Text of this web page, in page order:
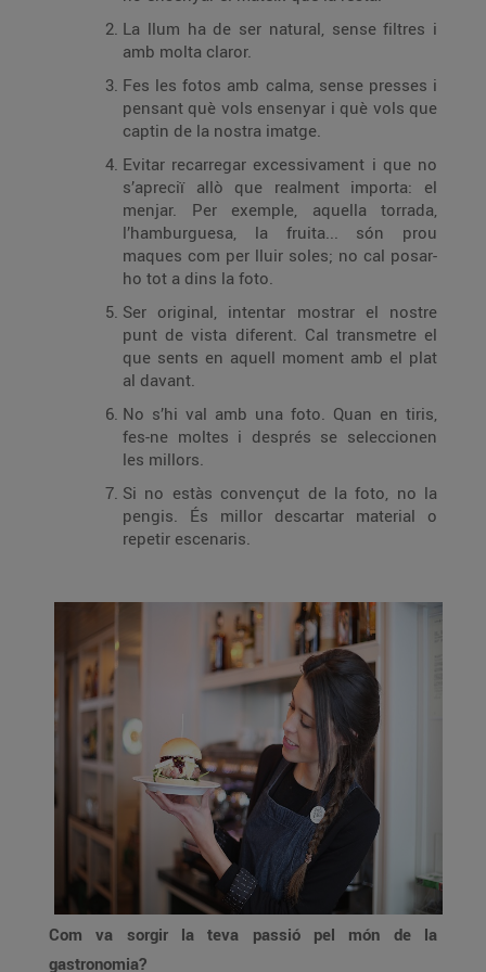
La llum ha de ser natural, sense filtres i
amb molta claror.
Fes les fotos amb calma, sense presses i
pensant què vols ensenyar i què vols que
captin de la nostra imatge.
Evitar recarregar excessivament i que no
s’apreciï allò que realment importa: el
menjar. Per exemple, aquella torrada,
l’hamburguesa, la fruita... són prou
maques com per lluir soles; no cal posar-
ho tot a dins la foto.
Ser original, intentar mostrar el nostre
punt de vista diferent. Cal transmetre el
que sents en aquell moment amb el plat
al davant.
No s’hi val amb una foto. Quan en tiris,
fes-ne moltes i després se seleccionen
les millors.
Si no estàs convençut de la foto, no la
pengis. És millor descartar material o
repetir escenaris.
Com va sorgir la teva passió pel món de la
gastronomia?